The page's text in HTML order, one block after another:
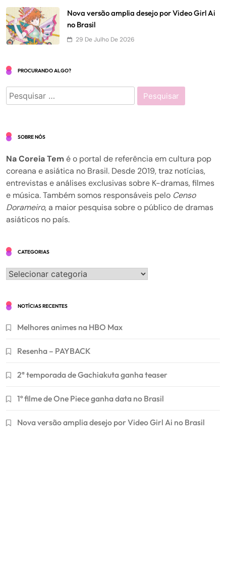
Nova versão amplia desejo por Video Girl Ai
no Brasil
29 De Julho De 2026
PROCURANDO ALGO?
Pesquisar
por:
SOBRE NÓS
Na Coreia Tem é o portal de referência em cultura pop
coreana e asiática no Brasil. Desde 2019, traz notícias,
entrevistas e análises exclusivas sobre K-dramas, filmes
e música. Também somos responsáveis pelo Censo
Dorameiro, a maior pesquisa sobre o público de dramas
asiáticos no país.
CATEGORIAS
Categorias
NOTÍCIAS RECENTES
Melhores animes na HBO Max
Resenha – PAYBACK
2ª temporada de Gachiakuta ganha teaser
1º filme de One Piece ganha data no Brasil
Nova versão amplia desejo por Video Girl Ai no Brasil